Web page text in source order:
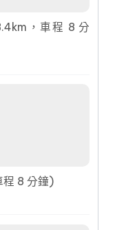
，車程 8 分
8 分鐘)